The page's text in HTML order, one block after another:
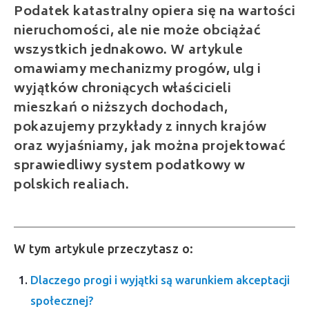
Podatek katastralny opiera się na wartości
nieruchomości, ale nie może obciążać
wszystkich jednakowo. W artykule
omawiamy mechanizmy progów, ulg i
wyjątków chroniących właścicieli
mieszkań o niższych dochodach,
pokazujemy przykłady z innych krajów
oraz wyjaśniamy, jak można projektować
sprawiedliwy system podatkowy w
polskich realiach.
W tym artykule przeczytasz o:
Dlaczego progi i wyjątki są warunkiem akceptacji
społecznej?